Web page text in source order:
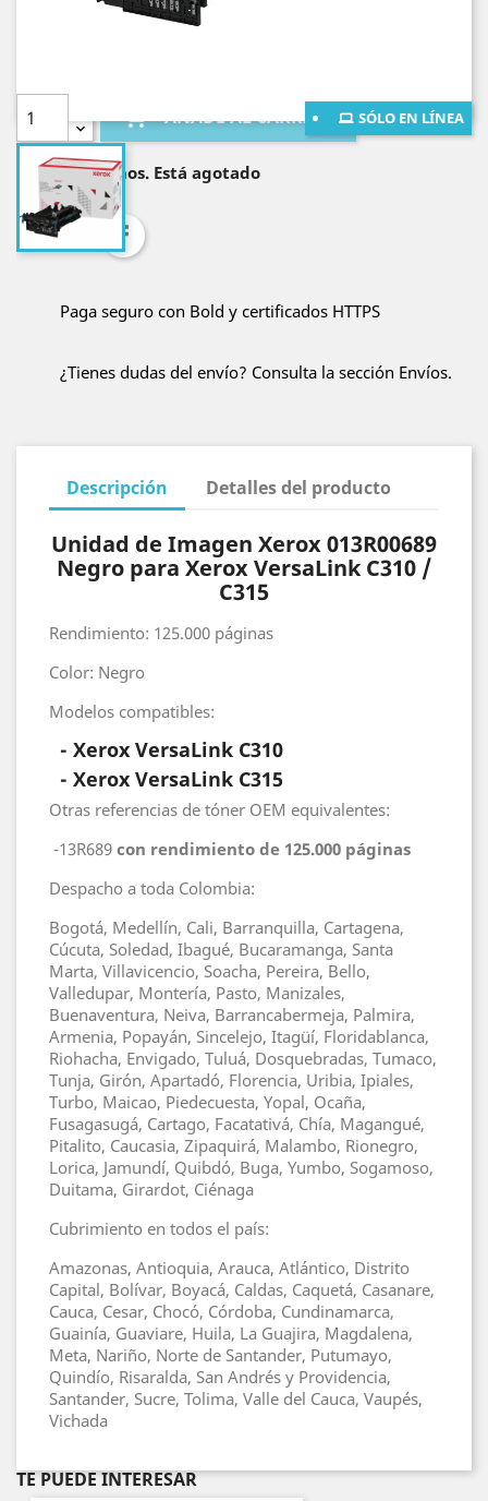
SÓLO EN LÍNEA
¡Envío gratis al resto de Colombia por compras
mayores a $400.000!
 AÑADE AL CARRITO
Lo sentimos. Está agotado
Compartir
Paga seguro con Bold y certificados HTTPS
¿Tienes dudas del envío? Consulta la sección Envíos.
Descripción Detalles del producto
Unidad de Imagen Xerox 013R00689
Negro para Xerox VersaLink C310 /
C315
Rendimiento: 125.000 páginas
Color: Negro
Modelos compatibles:
- Xerox VersaLink C310
- Xerox VersaLink C315
Otras referencias de tóner OEM equivalentes:
-13R689 con rendimiento de 125.000 páginas
Despacho a toda Colombia:
Bogotá, Medellín, Cali, Barranquilla, Cartagena,
Cúcuta, Soledad, Ibagué, Bucaramanga, Santa
Marta, Villavicencio, Soacha, Pereira, Bello,
Valledupar, Montería, Pasto, Manizales,
Buenaventura, Neiva, Barrancabermeja, Palmira,
Armenia, Popayán, Sincelejo, Itagüí, Floridablanca,
Riohacha, Envigado, Tuluá, Dosquebradas, Tumaco,
Tunja, Girón, Apartadó, Florencia, Uribia, Ipiales,
Turbo, Maicao, Piedecuesta, Yopal, Ocaña,
Fusagasugá, Cartago, Facatativá, Chía, Magangué,
Pitalito, Caucasia, Zipaquirá, Malambo, Rionegro,
Lorica, Jamundí, Quibdó, Buga, Yumbo, Sogamoso,
Duitama, Girardot, Ciénaga
Cubrimiento en todos el país:
Amazonas, Antioquia, Arauca, Atlántico, Distrito
Capital, Bolívar, Boyacá, Caldas, Caquetá, Casanare,
Cauca, Cesar, Chocó, Córdoba, Cundinamarca,
Guainía, Guaviare, Huila, La Guajira, Magdalena,
Meta, Nariño, Norte de Santander, Putumayo,
Quindío, Risaralda, San Andrés y Providencia,
Santander, Sucre, Tolima, Valle del Cauca, Vaupés,
Vichada
TE PUEDE INTERESAR